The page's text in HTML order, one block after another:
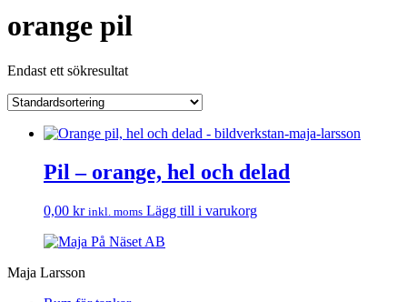
orange pil
Endast ett sökresultat
Pil – orange, hel och delad
0,00 kr inkl. moms Lägg till i varukorg
Maja Larsson